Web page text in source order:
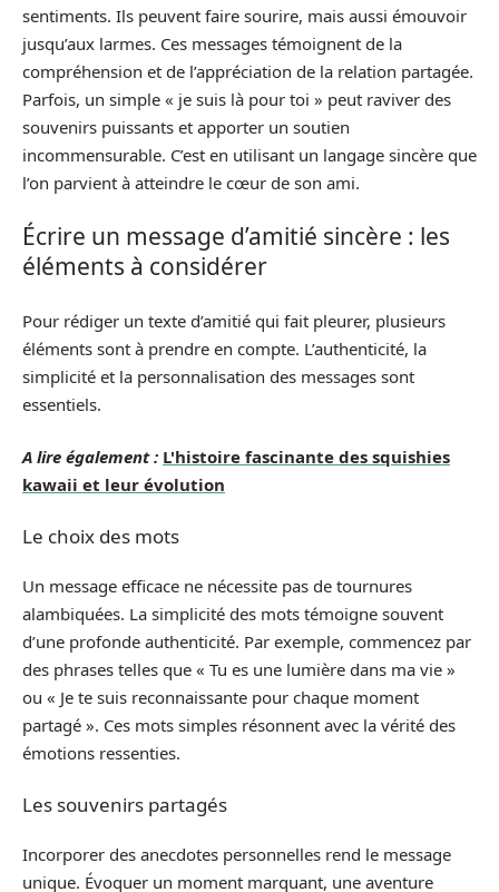
sentiments. Ils peuvent faire sourire, mais aussi émouvoir
jusqu’aux larmes. Ces messages témoignent de la
compréhension et de l’appréciation de la relation partagée.
Parfois, un simple « je suis là pour toi » peut raviver des
souvenirs puissants et apporter un soutien
incommensurable. C’est en utilisant un langage sincère que
l’on parvient à atteindre le cœur de son ami.
Écrire un message d’amitié sincère : les
éléments à considérer
Pour rédiger un texte d’amitié qui fait pleurer, plusieurs
éléments sont à prendre en compte. L’authenticité, la
simplicité et la personnalisation des messages sont
essentiels.
A lire également : L'histoire fascinante des squishies
kawaii et leur évolution
Le choix des mots
Un message efficace ne nécessite pas de tournures
alambiquées. La simplicité des mots témoigne souvent
d’une profonde authenticité. Par exemple, commencez par
des phrases telles que « Tu es une lumière dans ma vie »
ou « Je te suis reconnaissante pour chaque moment
partagé ». Ces mots simples résonnent avec la vérité des
émotions ressenties.
Les souvenirs partagés
Incorporer des anecdotes personnelles rend le message
unique. Évoquer un moment marquant, une aventure